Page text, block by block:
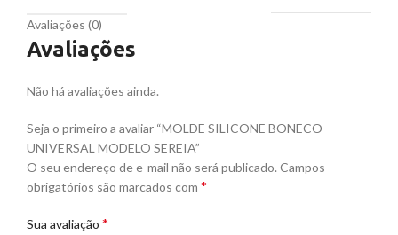
Avaliações (0)
Avaliações
Não há avaliações ainda.
Seja o primeiro a avaliar “MOLDE SILICONE BONECO
UNIVERSAL MODELO SEREIA”
O seu endereço de e-mail não será publicado.Campos
obrigatórios são marcados com *
Sua avaliação *